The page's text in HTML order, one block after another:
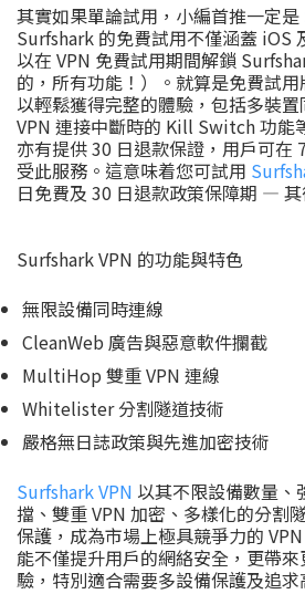
其實如果單論試用，小編首推一定是
Surfshark 的免費試用不僅涵蓋 iOS
以在 VPN 免費試用期間解鎖
的，所有功能！）。就算是免費試
以輕鬆獲得完整的體驗，包括多裝
VPN 連接中斷時的 Kill Switch 功能
亦有提供 30 日退款保證，用戶可在
受此服務。這意味着您可試用
日免費及 30 日退款政策保障期 — 其
Surfshark VPN 的功能與特色
無限設備同時連線
CleanWeb 廣告與惡意軟件攔截
MultiHop 雙重 VPN 連線
Whitelister 分割隧道技術
嚴格無日誌政策與先進加密技術
Surfshark VPN 以其不限設備數量、
擋、雙重 VPN 加密、多樣化的分割
保護，成為市場上極具競爭力的
能不僅提升用戶的網絡安全，更帶
驗，特別適合需要多設備保護及追求